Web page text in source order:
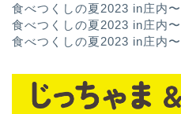
食べつくしの夏2023 in庄内
食べつくしの夏2023 in庄内
食べつくしの夏2023 in庄内